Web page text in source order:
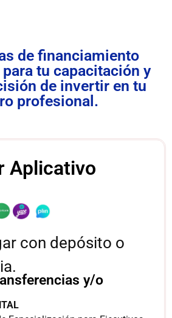
de financiamiento
tu capacitación y
de invertir en tu
profesional.
Aplicativo
con depósito o
y/o